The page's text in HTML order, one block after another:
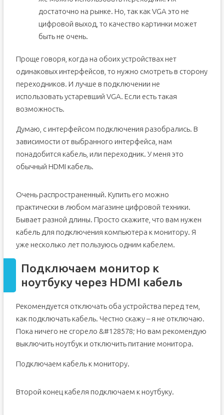
достаточно на рынке. Но, так как VGA это не
цифровой выход, то качество картинки может
быть не очень.
Проще говоря, когда на обоих устройствах нет
одинаковых интерфейсов, то нужно смотреть в сторону
переходников. И лучше в подключении не
использовать устаревший VGA. Если есть такая
возможность.
Думаю, с интерфейсом подключения разобрались. В
зависимости от выбранного интерфейса, нам
понадобится кабель, или переходник. У меня это
обычный HDMI кабель.
Очень распространенный. Купить его можно
практически в любом магазине цифровой техники.
Бывает разной длины. Просто скажите, что вам нужен
кабель для подключения компьютера к монитору. Я
уже несколько лет пользуюсь одним кабелем.
Подключаем монитор к
ноутбуку через HDMI кабель
Рекомендуется отключать оба устройства перед тем,
как подключать кабель. Честно скажу – я не отключаю.
Пока ничего не сгорело &#128578; Но вам рекомендую
выключить ноутбук и отключить питание монитора.
Подключаем кабель к монитору.
Второй конец кабеля подключаем к ноутбуку.